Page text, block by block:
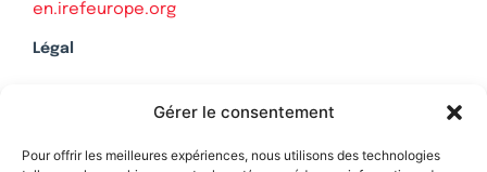
Gérer le consentement
Pour offrir les meilleures expériences, nous utilisons des technologies
en.irefeurope.org
Légal
Politique de confidentialité